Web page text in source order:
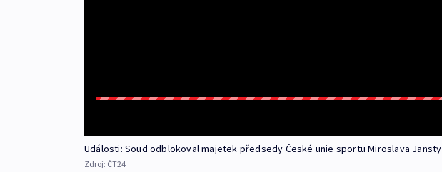
Události: Soud odblokoval majetek předsedy České unie sportu Miroslava Jansty
Zdroj: ČT24